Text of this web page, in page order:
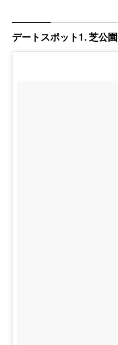
デートスポット1. 芝公園